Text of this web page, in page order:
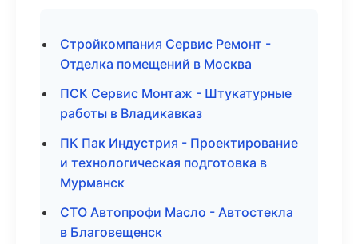
Стройкомпания Сервис Ремонт -
Отделка помещений в Москва
ПСК Сервис Монтаж - Штукатурные
работы в Владикавказ
ПК Пак Индустрия - Проектирование
и технологическая подготовка в
Мурманск
СТО Автопрофи Масло - Автостекла
в Благовещенск